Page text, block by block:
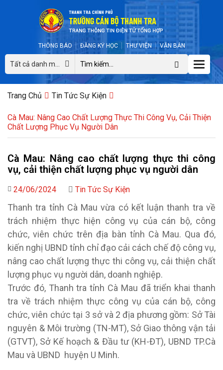
THÔNG BÁO ĐĂNG KÝ HỌC THƯ VIỆN VĂN BẢN
Tất cả danh mục
Toggle
Trang Chủ Tin Tức Sự Kiện
Cà Mau: Nâng Cao Chất Lượng Thực Thi Công Vụ, Cải Thiện
Chất Lượng Phục Vụ Người Dân
Cà Mau: Nâng cao chất lượng thực thi công
vụ, cải thiện chất lượng phục vụ người dân
24/06/2024 Tin Tức Sự Kiện
Thanh tra tỉnh Cà Mau vừa có kết luận thanh tra về
trách nhiệm thực hiện công vụ của cán bộ, công
chức, viên chức trên địa bàn tỉnh Cà Mau. Qua đó,
kiến nghị UBND tỉnh chỉ đạo cải cách chế độ công vụ,
nâng cao chất lượng thực thi công vụ, cải thiện chất
lượng phục vụ người dân, doanh nghiệp.​
Trước đó, Thanh tra tỉnh Cà Mau đã triển khai thanh
tra về trách nhiệm thực công vụ của cán bộ, công
chức, viên chức tại 3 sở và 2 địa phương gồm: Sở Tài
nguyên & Môi trường (TN-MT), Sở Giao thông vận tải
(GTVT), Sở Kế hoạch & Đầu tư (KH-ĐT), UBND TP.Cà
Mau và UBND huyện U Minh.